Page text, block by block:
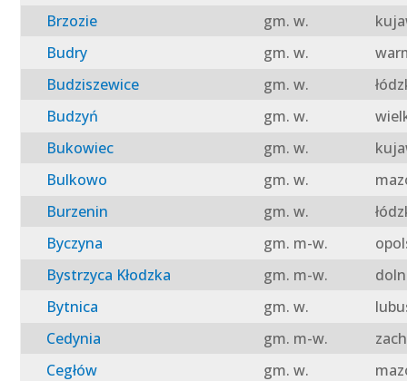
Brzozie
gm. w.
Budry
gm. w.
Budziszewice
gm. w.
Budzyń
gm. w.
Bukowiec
gm. w.
Bulkowo
gm. w.
Burzenin
gm. w.
Byczyna
gm. m-w.
Bystrzyca Kłodzka
gm. m-w.
Bytnica
gm. w.
Cedynia
gm. m-w.
Cegłów
gm. w.